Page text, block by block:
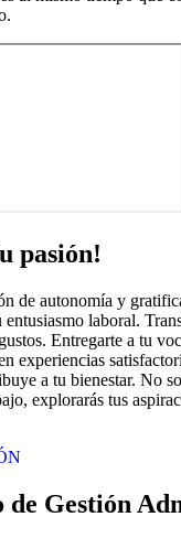
pasión!
de autonomía y
laboral.
Entregarte a tu
experiencias
a tu bienestar. No
explorarás tus
de Gestión